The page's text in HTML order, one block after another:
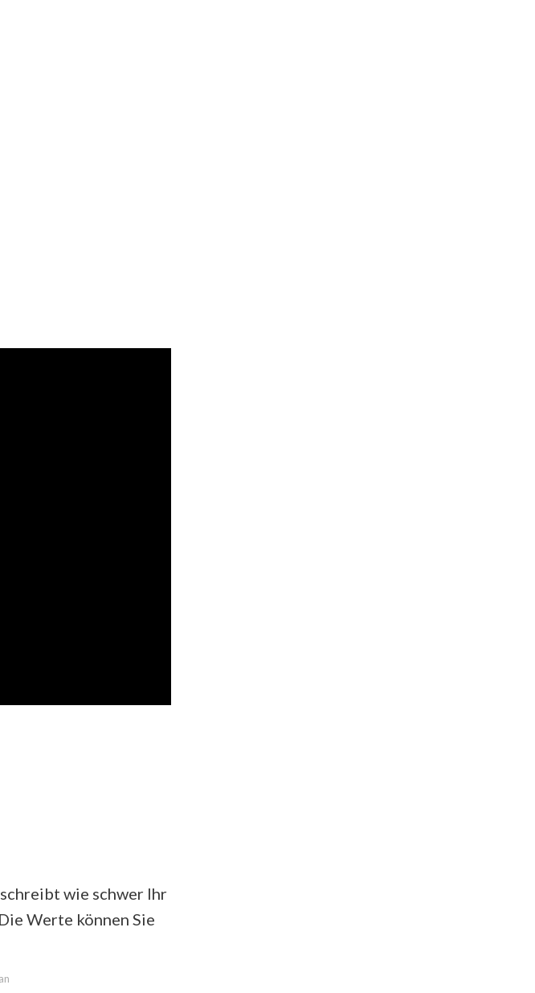
wie schwer Ihr
Werte können Sie